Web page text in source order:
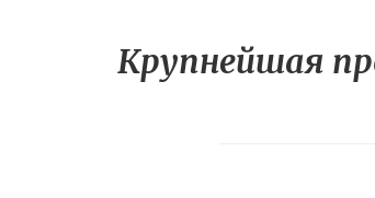
Крупнейшая